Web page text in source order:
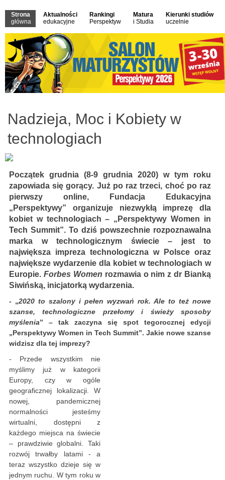
Strona
główna
Aktualności
edukacyjne
Rankingi
Perspektyw
Matura
i Studia
Kierunki studiów
uczelnie
Nadzieja, Moc i Kobiety w
technologiach
Początek grudnia (8-9 grudnia 2020) w tym roku
zapowiada się gorący. Już po raz trzeci, choć po raz
pierwszy online, Fundacja Edukacyjna
„Perspektywy” organizuje niezwykłą imprezę dla
kobiet w technologiach – „Perspektywy Women in
Tech Summit”. To dziś powszechnie rozpoznawalna
marka w technologicznym świecie – jest to
największa impreza technologiczna w Polsce oraz
największe wydarzenie dla kobiet w technologiach w
Europie. Forbes Women rozmawia o nim z dr Bianką
Siwińską, inicjatorką wydarzenia.
- „2020 to szalony i pełen wyzwań rok. Ale to też nowe
szanse, technologiczne przełomy i świeży sposoby
myślenia” – tak zaczyna się spot tegorocznej edycji
„Perspektywy Women in Tech Summit”. Jakie nowe szanse
widzisz dla tej imprezy?
- Przede wszystkim nie
myślimy już w kategorii
Europy, czy w ogóle
geograficznej lokalizacji. W
nowej, pandemicznej
normalności jesteśmy
wirtualni, dostępni z
każdego miejsca na świecie
– prawdziwie globalni. Taki
rozwój trwałby latami - a
teraz wszystko dzieje się w
jednym ruchu. W tym roku w